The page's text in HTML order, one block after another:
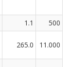
1.1
500
265.0 11.000